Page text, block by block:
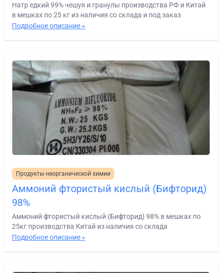
Натр едкий 99% чешуя и гранулы производства РФ и Китай
в мешках по 25 кг из наличия со склада и под заказ
Подробное описание »
Продукты неорганической химии
Аммоний фтористый кислый (Бифторид)
98%
Аммоний фтористый кислый (Бифторид) 98% в мешках по
25кг производства Китай из наличия со склада
Подробное описание »